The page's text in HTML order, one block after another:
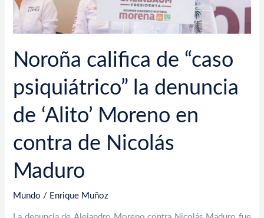
Noroña califica de “caso
psiquiátrico” la denuncia
de ‘Alito’ Moreno en
contra de Nicolás
Maduro
Mundo / Enrique Muñoz
Moreno
en
de
Nicolás
Maduro